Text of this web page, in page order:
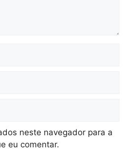
neste navegador para a
eu comentar.